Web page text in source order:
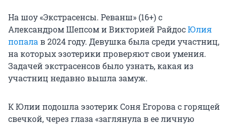
На шоу «Экстрасенсы. Реванш» (16+) с
Александром Шепсом и Викторией РайдосЮлия
попала в 2024 году. Девушка была среди участниц,
на которых эзотерики проверяют свои умения.
Задачей экстрасенсов было узнать, какая из
участниц недавно вышла замуж.
К Юлии подошла эзотерик Соня Егорова с горящей
свечкой, через глаза «заглянула в ее личную